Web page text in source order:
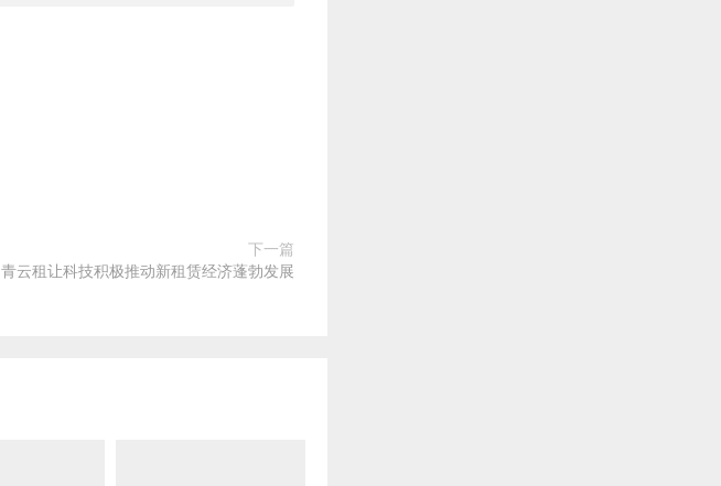
下一篇
青云租让科技积极推动新租赁经济蓬勃发展